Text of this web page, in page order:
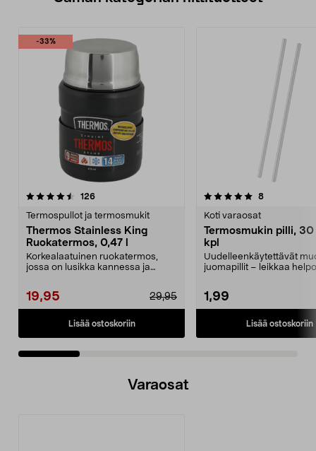
-33%
126arvostelut
Termospullot ja termosmukit
Thermos Stainless King
Ruokatermos, 0,47 l
Korkealaatuinen ruokatermos,
jossa on lusikka kannessa ja
19,95 29,95
Lisää ostoskoriin
5.0 viidestä
8arvostelut
Koti varaosat
Termosmukin pilli, 30
kpl
Uudelleenkäytettävät
juomapillit – leikkaa
1,99
Lisää ostoskoriin
4.5 viidestä
Varaosat